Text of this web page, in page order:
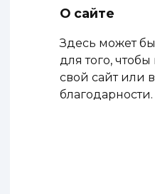
О сайте
Здесь может
для того,
свой сайт или
благодарности.